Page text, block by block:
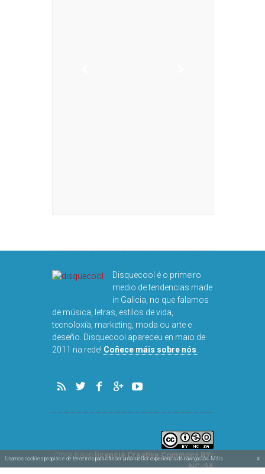
Disquecool é o primeiro
medio de tendencias made
in Galicia, no que falamos
de música, letras, estilos de vida,
tecnoloxía, marketing, moda ou arte e
deseño. Disquecool apareceu en maio de
2011 na rede! Coñece máis sobre nós
Obra baixo licencia Creative Commons BY-
NC-SA
Usamos cookies propias e de terceiros para ofrecer unha mellor experiencia de navegación. Máis x